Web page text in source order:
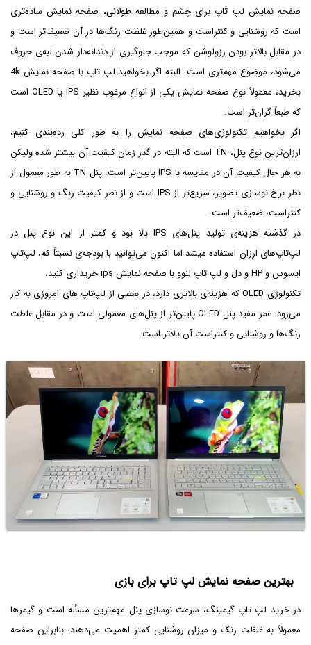
صفحه نمایش لپ تاپ برای چشم و مطالعه طولانی، صفحه نمایش ساده‌تری
است که روشنایی و کنتراست و همین‌طور غلظت رنگ‌ها در آن ضعیف‌تر است و
در مقابل بالاتر بودن رزولوشن که موجب جلوگیری از دندانه‌دار شدن لبه‌ی حروف
می‌شود، موضوع مهم‌تری است. البته اگر بخواهید لپ تاپ با صفحه نمایش 4k
بخرید، معمولاً نوع صفحه نمایش یکی از انواع مرغوب نظیر IPS یا OLED است
که طبعاً گران‌تر است.
اگر بخواهیم تکنولوژی‌های صفحه نمایش را به طور کلی رده‌بندی کنیم،
ارزان‌ترین نوع پنل، TN است که البته در گذر زمان کیفیت آن بیشتر شده ولیکن
به هر حال کیفیت آن در مقایسه با IPS پایین‌تر است. پنل TN به طور معمول از
نظر نرخ نوسازی تصویر، سریع‌تر از IPS است و از نظر کیفیت رنگ و روشنایی و
کنتراست، ضعیف‌تر است.
در گذشته هزینه‌ی تولید پنل‌های IPS‌ بالا بود و کمتر از این نوع پنل در
لپ‌تاپ‌های ارزان استفاده میشد اما اکنون می‌توانید با بودجه‌ی نسبتاً کم، لپ‌تاپ
ایسوس و HP و دل و لپ تاپ لنوو با صفحه نمایش ips خریداری کنید.
تکنولوژی OLED که هزینه‌ی بالاتری دارد، در بعضی از لپ‌تاپ های امروزی به کار
می‌رود. عمر مفید پنل OLED پایین‌تر از پنل‌های معمولی است و در مقابل غلظت
رنگ‌ها و روشنایی و کنتراست آن بالاتر است.
بهترین صفحه نمایش لپ تاپ برای بازی
در خرید لپ تاپ گیمینگ، سرعت نوسازی پنل مهم‌ترین مسأله است و گیمرها
معمولاً به غلظت رنگ و میزان روشنایی کمتر اهمیت می‌دهند. بنابراین صفحه